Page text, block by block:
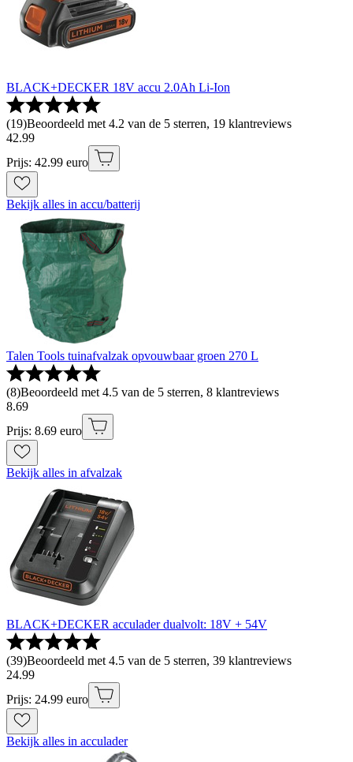
BLACK+DECKER 18V accu 2.0Ah Li-Ion
(19)Beoordeeld met 4.2 van de 5 sterren, 19 klantreviews
42.99
Prijs: 42.99 euro
Bekijk alles in accu/batterij
Talen Tools tuinafvalzak opvouwbaar groen 270 L
(8)Beoordeeld met 4.5 van de 5 sterren, 8 klantreviews
8.69
Prijs: 8.69 euro
Bekijk alles in afvalzak
BLACK+DECKER acculader dualvolt: 18V + 54V
(39)Beoordeeld met 4.5 van de 5 sterren, 39 klantreviews
24.99
Prijs: 24.99 euro
Bekijk alles in acculader